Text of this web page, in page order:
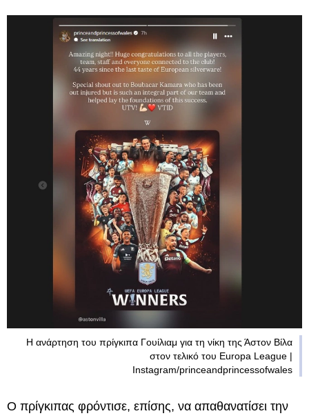
Η ανάρτηση του πρίγκιπα Γουίλιαμ για τη νίκη της Άστον Βίλα
στον τελικό του Europa League |
Instagram/princeandprincessofwales
Ο πρίγκιπας φρόντισε, επίσης, να απαθανατίσει την